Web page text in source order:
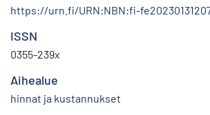
https://urn.fi/URN:NBN:fi-
ISSN
0355-239x
Aihealue
hinnat ja kustannukset